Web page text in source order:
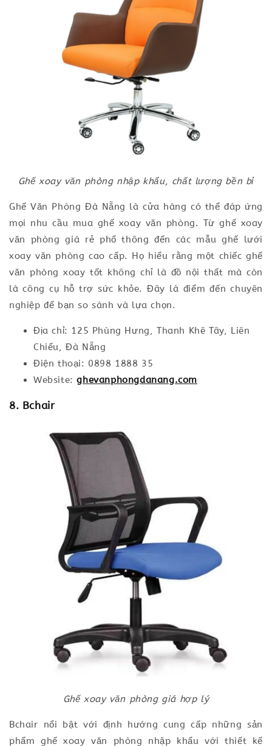
Ghế xoay văn phòng nhập khẩu, chất lượng bền bỉ
Ghế Văn Phòng Đà Nẵng là cửa hàng có thể đáp ứng
mọi nhu cầu mua ghế xoay văn phòng. Từ ghế xoay
văn phòng giá rẻ phổ thông đến các mẫu ghế lưới
xoay văn phòng cao cấp. Họ hiểu rằng một chiếc ghế
văn phòng xoay tốt không chỉ là đồ nội thất mà còn
là công cụ hỗ trợ sức khỏe. Đây là điểm đến chuyên
nghiệp để bạn so sánh và lựa chọn.
Địa chỉ: 125 Phùng Hưng, Thanh Khê Tây, Liên
Chiểu, Đà Nẵng
Điện thoại: 0898 1888 35
Website:ghevanphongdanang.com
8. Bchair
Ghế xoay văn phòng giá hợp lý
Bchair nổi bật với định hướng cung cấp những sản
phẩm ghế xoay văn phòng nhập khẩu với thiết kế